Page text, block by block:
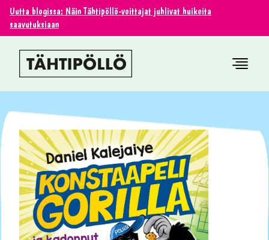
Uutta blogissa: Näin Tähtipöllö-voittajat juhlivat huikeita
saavutuksiaan